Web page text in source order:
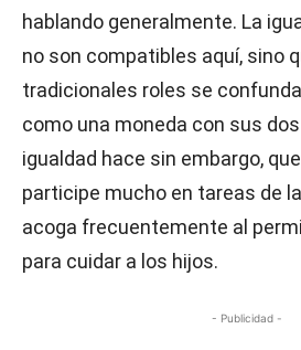
hablando generalmente. La
no son compatibles aquí, sino
tradicionales roles se
como una moneda con sus
igualdad hace sin embargo,
participe mucho en tareas de
acoga frecuentemente al
para cuidar a los hijos.
- Publicidad -